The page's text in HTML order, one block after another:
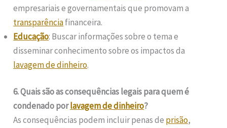
empresariais e governamentais que promovam a
transparênciafinanceira.
Educação: Buscar informações sobre o tema e
disseminar conhecimento sobre os impactos da
lavagem de dinheiro.
6. Quais são as consequências legais para quem é
condenado porlavagem de dinheiro?
As consequências podem incluir penas de prisão,